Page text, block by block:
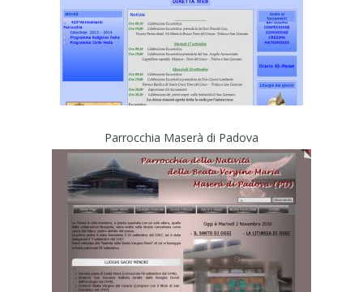
Parrocchia Maserà di Padova